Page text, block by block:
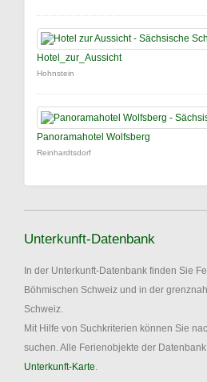
Hotel_zur_Aussicht
Hohnstein
Panoramahotel Wolfsberg
Reinhardtsdorf
Unterkunft-Datenbank
In der Unterkunft-Datenbank finden Sie
Böhmischen Schweiz und in der
Schweiz.
Mit Hilfe von Suchkriterien können Sie
suchen. Alle Ferienobjekte der
Unterkunft-Karte